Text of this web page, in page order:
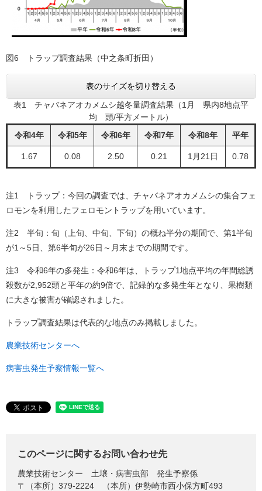
図6 トラップ調査結果（中之条町折田）
表のサイズを切り替える
表1 チャバネアオカメムシ越冬量調査結果（1月 県内8地点平
均 頭/平方メートル）
令和4年
令和5年 令和6年 令和7年 令和8年 平年
1.67 0.08 2.50 0.21 1月21日 0.78
注1 トラップ：今回の調査では、チャバネアオカメムシの集合フェ
ロモンを利用したフェロモントラップを用いています。
注2 半旬：旬（上旬、中旬、下旬）の概ね半分の期間で、第1半旬
が1～5日、第6半旬が26日～月末までの期間です。
注3 令和6年の多発生：令和6年は、トラップ1地点平均の年間総誘
殺数が2,952頭と平年の約9倍で、記録的な多発生年となり、果樹類
に大きな被害が確認されました。
トラップ調査結果は代表的な地点のみ掲載しました。
農業技術センターへ
病害虫発生予察情報一覧へ
このページに関するお問い合わせ先
農業技術センター
土壌・病害虫部 発生予察係
〒（本所）379-2224
（本所）伊勢崎市西小保方町493